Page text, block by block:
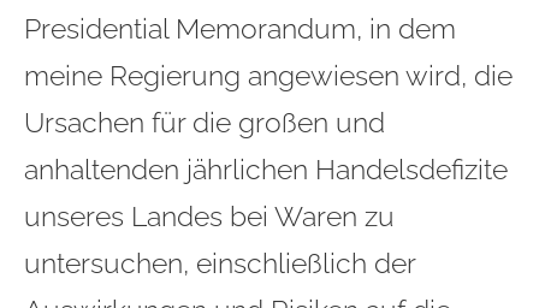
Presidential Memorandum, in dem
meine Regierung angewiesen wird, die
Ursachen für die großen und
anhaltenden jährlichen Handelsdefizite
unseres Landes bei Waren zu
untersuchen, einschließlich der